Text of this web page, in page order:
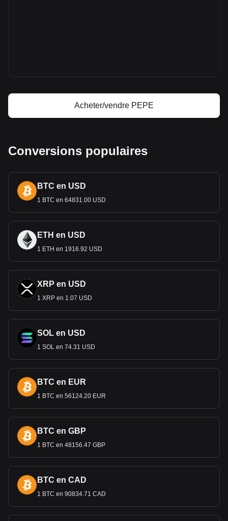
Acheter/vendre PEPE
Conversions populaires
BTC en USD
1 BTC en 64831.00 USD
ETH en USD
1 ETH en 1916.92 USD
XRP en USD
1 XRP en 1.07 USD
SOL en USD
1 SOL en 74.31 USD
BTC en EUR
1 BTC en 56124.20 EUR
BTC en GBP
1 BTC en 48156.47 GBP
BTC en CAD
1 BTC en 90834.71 CAD